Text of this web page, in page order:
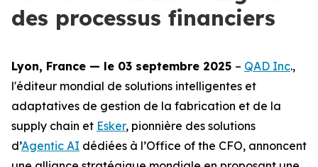
des processus financiers
Lyon, France — le 03 septembre 2025 – QAD Inc.,
l'éditeur mondial de solutions intelligentes et
adaptatives de gestion de la fabrication et de la
supply chain et Esker, pionnière des solutions
d’Agentic AI dédiées à l’Office of the CFO, annoncent